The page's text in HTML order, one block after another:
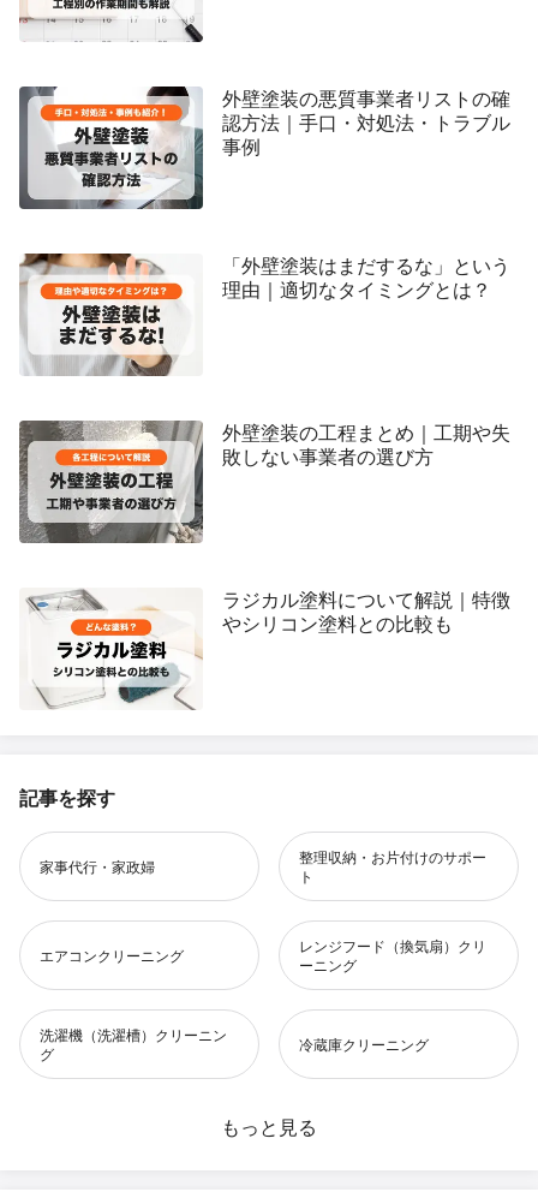
外壁塗装の悪質事業者リストの確
認方法｜手口・対処法・トラブル
事例
「外壁塗装はまだするな」という
理由｜適切なタイミングとは？
外壁塗装の工程まとめ｜工期や失
敗しない事業者の選び方
ラジカル塗料について解説｜特徴
やシリコン塗料との比較も
記事を探す
家事代行・家政婦
整理収納・お片付けのサポー
ト
エアコンクリーニング
レンジフード（換気扇）クリ
ーニング
洗濯機（洗濯槽）クリーニン
グ
冷蔵庫クリーニング
お風呂（浴室）クリーニング
もっと見る